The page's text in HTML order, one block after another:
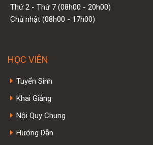
Thứ 2 - Thứ 7 (08h00 - 20h00)
Chủ nhật (08h00 - 17h00)
HỌC VIÊN
Tuyển Sinh
Khai Giảng
Nội Quy Chung
Hướng Dẫn